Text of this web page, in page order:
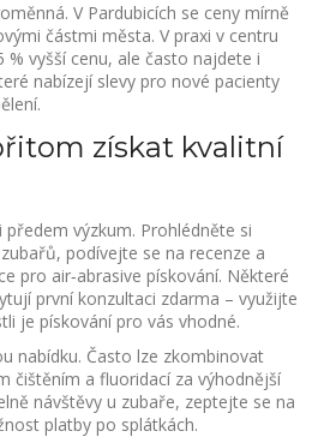
V Pardubicích se ceny mírně
částmi města. V praxi v centru
vyšší cenu, ale často najdete i
nabízejí slevy pro nové pacienty
získat kvalitní
výzkum. Prohlédněte si
podívejte se na recenze a
pro air‑abrasive pískování. Některé
první konzultaci zdarma – využijte
je pískování pro vás vhodné.
nabídku. Často lze zkombinovat
čištěním a fluoridací za výhodnější
návštěvy u zubaře, zeptejte se na
platby po splátkách.